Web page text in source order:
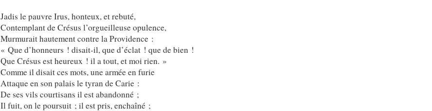
Jadis le pauvre Irus, honteux, et rebuté,
Contemplant de Crésus l’orgueilleuse opulence,
Murmurait hautement contre la Providence :
« Que d’honneurs ! disait-il, que d’éclat ! que de bien !
Que Crésus est heureux ! il a tout, et moi rien. »
Comme il disait ces mots, une armée en furie
Attaque en son palais le tyran de Carie :
De ses vils courtisans il est abandonné ;
Il fuit, on le poursuit ; il est pris, enchaîné ;